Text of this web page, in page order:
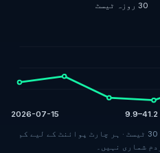
30 روزہ ٹیسٹ
2026-07-15 9.9–41.2
رولنگ 30 دن · صفحے کے لیے کم از کم 30 ٹیسٹ · ہر چارٹ پوائنٹ کے لیے کم